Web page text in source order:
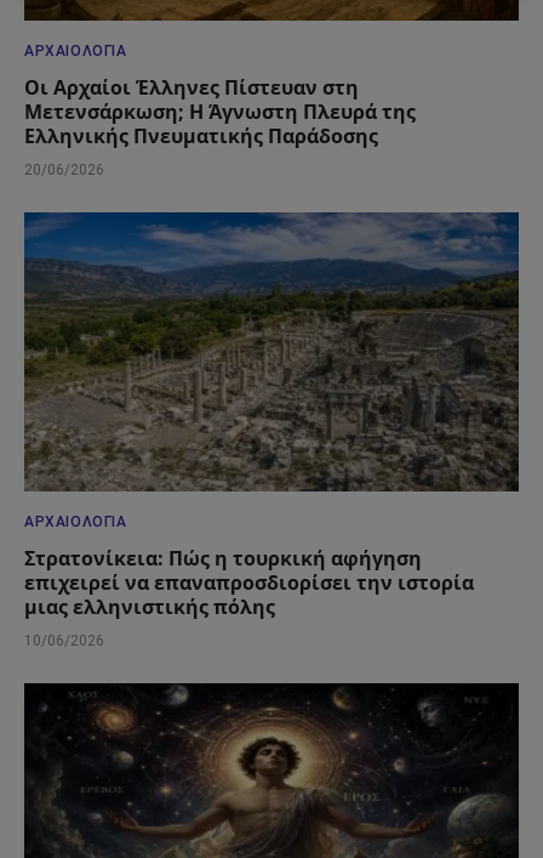
ΑΡΧΑΙΟΛΟΓΊΑ
Οι Αρχαίοι Έλληνες Πίστευαν στη
Μετενσάρκωση; Η Άγνωστη Πλευρά της
Ελληνικής Πνευματικής Παράδοσης
20/06/2026
ΑΡΧΑΙΟΛΟΓΊΑ
Στρατονίκεια: Πώς η τουρκική αφήγηση
επιχειρεί να επαναπροσδιορίσει την ιστορία
μιας ελληνιστικής πόλης
10/06/2026